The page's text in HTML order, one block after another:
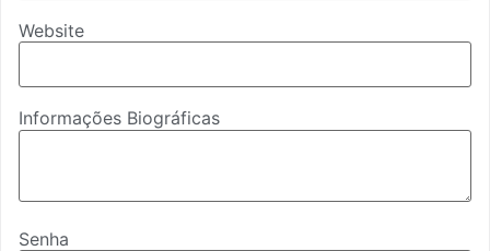
Website
Informações Biográficas
Senha